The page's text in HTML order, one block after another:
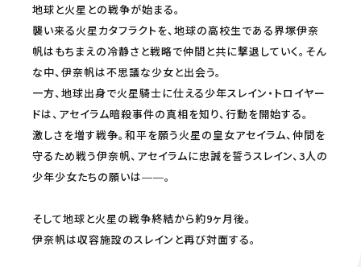
地球と火星との戦争が始まる。
襲い来る火星カタフラクトを、地球の高校生である界塚伊奈
帆はもちまえの冷静さと戦略で仲間と共に撃退していく。そん
な中、伊奈帆は不思議な少女と出会う。
一方、地球出身で火星騎士に仕える少年スレイン・トロイヤー
ドは、アセイラム暗殺事件の真相を知り、行動を開始する。
激しさを増す戦争。和平を願う火星の皇女アセイラム、仲間を
守るため戦う伊奈帆、アセイラムに忠誠を誓うスレイン、3人の
少年少女たちの願いは――。
そして地球と火星の戦争終結から約9ヶ月後。
伊奈帆は収容施設のスレインと再び対面する。